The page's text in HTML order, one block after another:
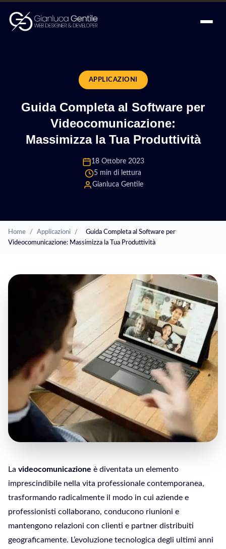
APPLICAZIONI
Guida Completa al Software per
Videocomunicazione:
Massimizza la Tua Produttività
18 Ottobre 2023
5 min di lettura
Gianluca Gentile
Home / Applicazioni /
Guida Completa al Software per
Videocomunicazione: Massimizza la Tua Produttività
La videocomunicazione è diventata un elemento
imprescindibile nella vita professionale contemporanea,
trasformando radicalmente il modo in cui aziende e
professionisti collaborano, conducono riunioni e
mantengono relazioni con clienti e partner distribuiti
geograficamente. L’evoluzione tecnologica degli ultimi anni